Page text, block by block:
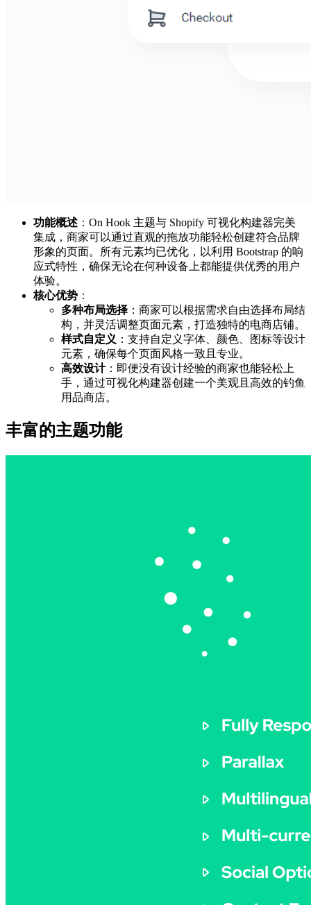
功能概述 ：On Hook 主题与 Shopify 可视化构建器完美
集成，商家可以通过直观的拖放功能轻松创建符合品牌
形象的页面。所有元素均已优化，以利用 Bootstrap 的响
应式特性，确保无论在何种设备上都能提供优秀的用户
体验。
核心优势 ：
多种布局选择 ：商家可以根据需求自由选择布局结
构，并灵活调整页面元素，打造独特的电商店铺。
样式自定义 ：支持自定义字体、颜色、图标等设计
元素，确保每个页面风格一致且专业。
高效设计：即便没有设计经验的商家也能轻松上
手，通过可视化构建器创建一个美观且高效的钓鱼
用品商店。
丰富的主题功能